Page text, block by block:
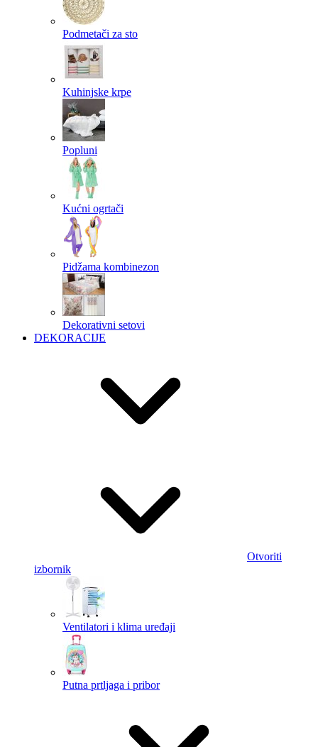
Podmetači za sto
Kuhinjske krpe
Popluni
Kućni ogrtači
Pidžama kombinezon
Dekorativni setovi
DEKORACIJE
Otvoriti
izbornik
Ventilatori i klima uređaji
Putna prtljaga i pribor